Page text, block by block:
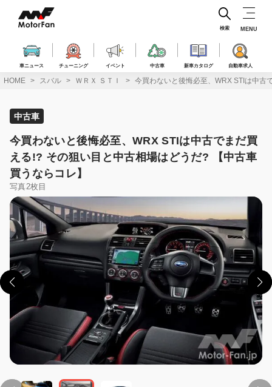
ス
車ニュース チューニング イベント 中古車 新車カタログ 自動車求人
検索 MENU
HOME スバル ＷＲＸ ＳＴＩ 今買わないと後悔必至、WRX STIは中古
中古車
今買わないと後悔必至、WRX STIは中古でまだ買
える!? その狙い目と中古相場はどうだ? 【中古車
買うならコレ】
写真2枚目
この画像の記事を読む